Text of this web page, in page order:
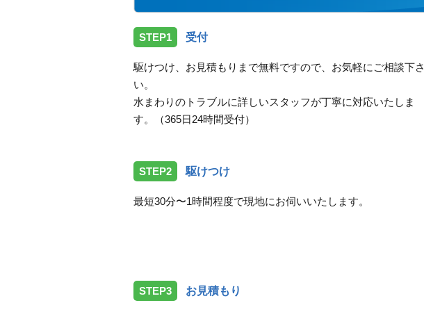
STEP1 受付
駆けつけ、お見積もりまで無料ですので、お気軽にご相談下さ
い。
水まわりのトラブルに詳しいスタッフが丁寧に対応いたしま
す。（365日24時間受付）
STEP2 駆けつけ
最短30分〜1時間程度で現地にお伺いいたします。
STEP3 お見積もり